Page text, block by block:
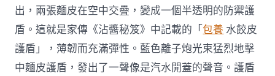
出，兩張麵皮在空中交疊，變成一個半透明的防禦護
盾。這就是家傳《沾醬秘笈》中記載的「包養 水餃皮
護盾」，薄韌而充滿彈性。藍色離子炮光束猛烈地擊
中麵皮護盾，發出了一聲像是汽水開蓋的聲音。護盾